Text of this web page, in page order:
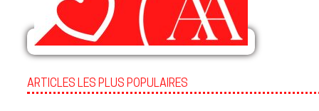
ARTICLES LES PLUS POPULAIRES